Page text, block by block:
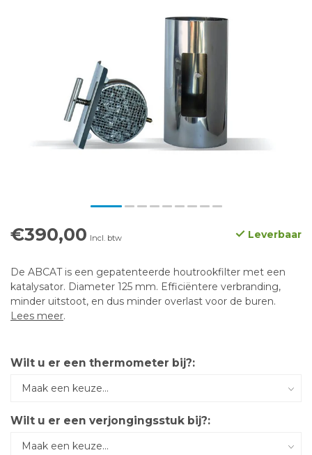
€390,00 Incl. btw Leverbaar
De ABCAT is een gepatenteerde houtrookfilter met een
katalysator. Diameter 125 mm. Efficiëntere verbranding,
minder uitstoot, en dus minder overlast voor de buren.
Lees meer.
Wilt u er een thermometer bij?:
Wilt u er een verjongingsstuk bij?: